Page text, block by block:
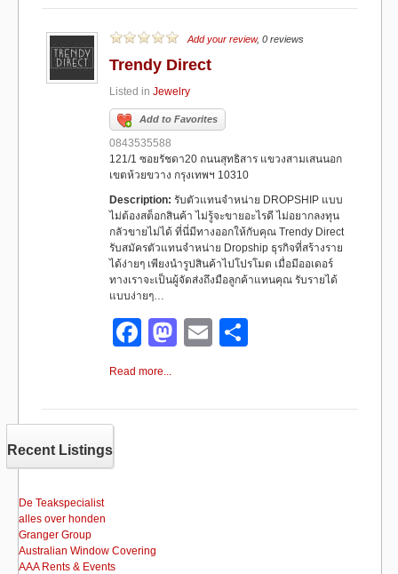
e
b
o
o
k
o
d
o
n
e
Add your review, 0 reviews
Trendy Direct
Listed in Jewelry
Add to Favorites
0843535588
121/1 ซอยรัชดา20 ถนนสุทธิสาร แขวงสามเสนนอก
เขตห้วยขวาง กรุงเทพฯ 10310
Description: รับตัวแทนจำหน่าย DROPSHIP แบบ
ไม่ต้องสต็อกสินค้า ไม่รู้จะขายอะไรดี ไม่อยากลงทุน
กลัวขายไม่ได้ ที่นี่มีทางออกให้กับคุณ Trendy Direct
รับสมัครตัวแทนจำหน่าย Dropship ธุรกิจที่สร้างราย
ได้ง่ายๆ เพียงนำรูปสินค้าไปโปรโมต เมื่อมีออเดอร์
ทางเราจะเป็นผู้จัดส่งถึงมือลูกค้าแทนคุณ รับรายได้
แบบง่ายๆ…
F
a
e
M
o
E
e
Read more...
Recent Listings
De Teakspecialist
alles over honden
Granger Group
Australian Window Covering
AAA Rents & Events